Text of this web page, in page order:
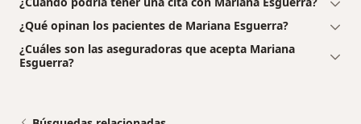
¿Qué opinan los pacientes de Mariana Esguerra?
¿Cuáles son las aseguradoras que acepta Mariana
Esguerra?